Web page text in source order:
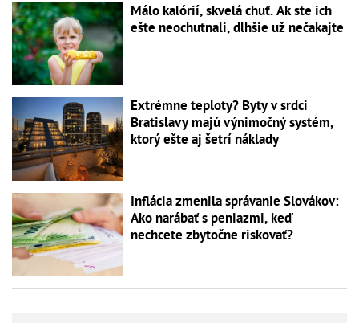
Málo kalórií, skvelá chuť. Ak ste ich
ešte neochutnali, dlhšie už nečakajte
Extrémne teploty? Byty v srdci
Bratislavy majú výnimočný systém,
ktorý ešte aj šetrí náklady
Inflácia zmenila správanie Slovákov:
Ako narábať s peniazmi, keď
nechcete zbytočne riskovať?